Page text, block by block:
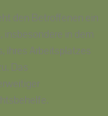
den Betroffenen ein
in dem
ihres Arbeitsplatzes
Das